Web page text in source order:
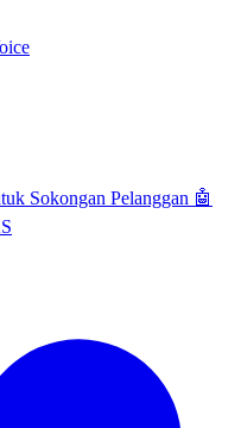
Sokongan Pelanggan 🤖